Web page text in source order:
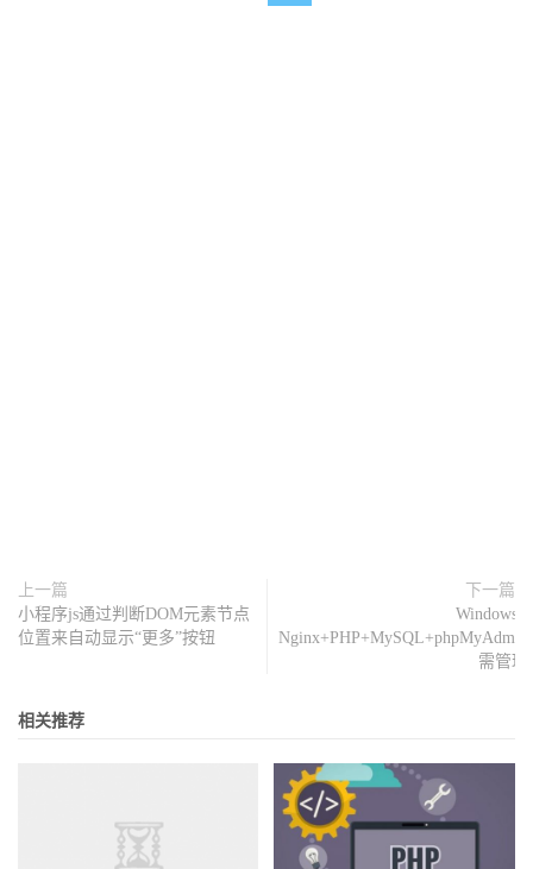
上一篇
小程序js通过判断DOM元素节点
位置来自动显示“更多”按钮
下一篇
Windows
需管理
相关推荐